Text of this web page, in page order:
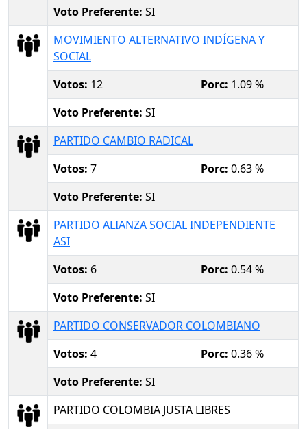
Voto Preferente: SI
MOVIMIENTO ALTERNATIVO INDÍGENA Y
SOCIAL
Votos: 12 Porc: 1.09 %
Voto Preferente: SI
PARTIDO CAMBIO RADICAL
Votos: 7 Porc: 0.63 %
Voto Preferente: SI
PARTIDO ALIANZA SOCIAL INDEPENDIENTE
ASI
Votos: 6 Porc: 0.54 %
Voto Preferente: SI
PARTIDO CONSERVADOR COLOMBIANO
Votos: 4 Porc: 0.36 %
Voto Preferente: SI
PARTIDO COLOMBIA JUSTA LIBRES